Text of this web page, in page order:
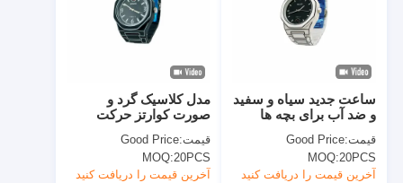
درباره ما
بازدید از کارخانه
تماس با ما
اخبار
مدل کلاسیک گرد و
صورت کوارتز حرکت
برای بچه ها
قیمت:Good Price
MOQ:20PCS
آخرین قیمت را دریافت کنید
ساعت جدید سیاه و سفید
و ضد آب برای بچه ها
قیمت:Good Price
MOQ:20PCS
آخرین قیمت را دریافت کنید